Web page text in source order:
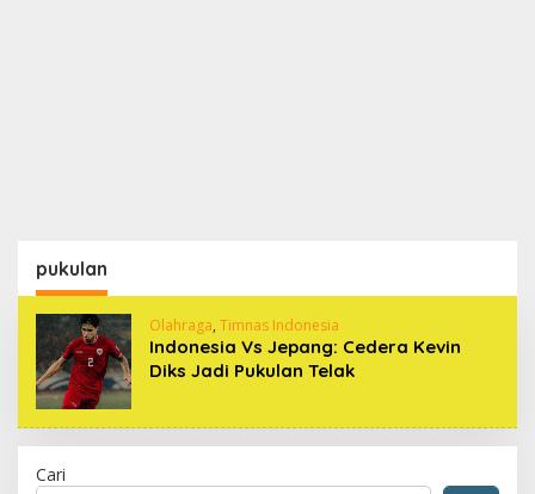
pukulan
Olahraga, Timnas Indonesia
Indonesia Vs Jepang: Cedera Kevin
Diks Jadi Pukulan Telak
Cari